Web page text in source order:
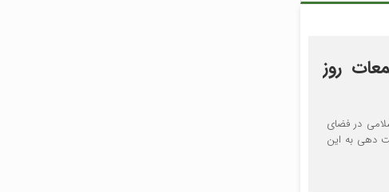
۲۲ نفر در تجمعات روز
در فضای
دهی به این